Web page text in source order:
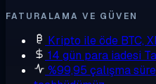
FATURALAMA VE GÜVEN
Kripto ile öde BTC,
14 gün para iadesi
%99,95 çalışma